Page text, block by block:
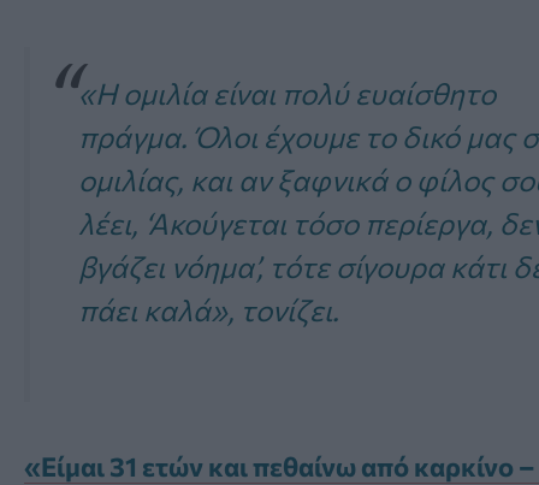
«Η ομιλία είναι πολύ ευαίσθητο
πράγμα. Όλοι έχουμε το δικό μας
ομιλίας, και αν ξαφνικά ο φίλος
λέει, ‘Ακούγεται τόσο περίεργα,
βγάζει νόημα’, τότε σίγουρα κάτι
πάει καλά», τονίζει.
«Είμαι 31 ετών και πεθαίνω από καρκίνο –